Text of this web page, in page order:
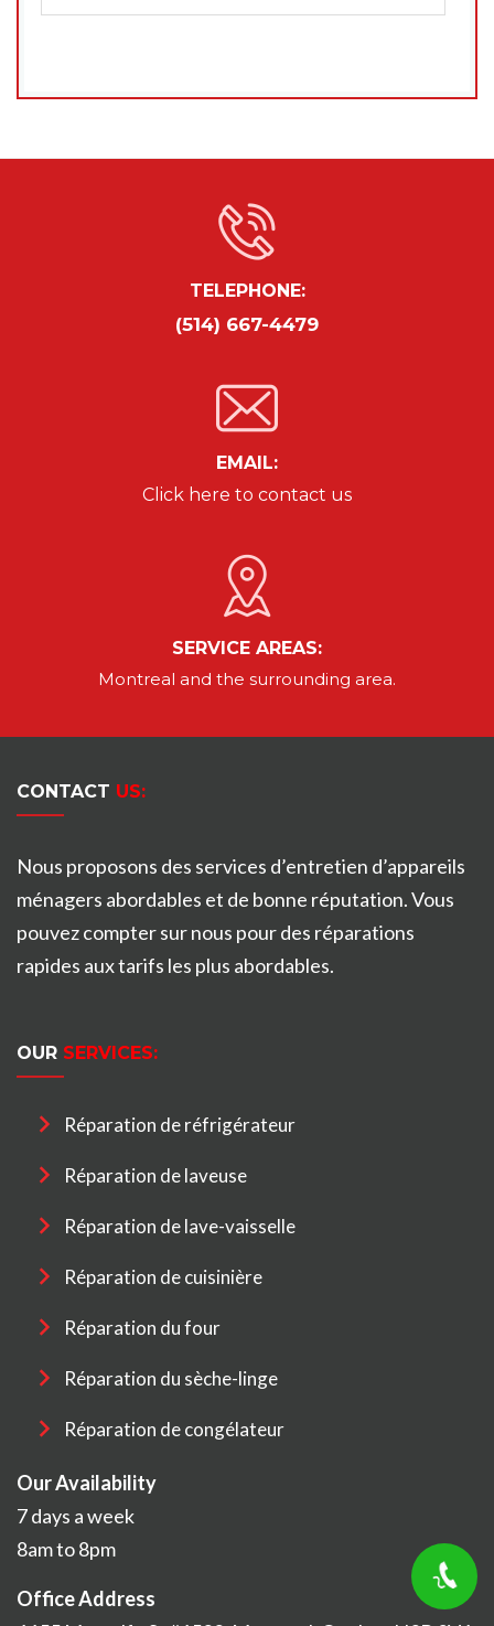
TELEPHONE:
(514) 667-4479
EMAIL:
Click here to contact us
SERVICE AREAS:
Montreal and the surrounding area.
CONTACT US:
Nous proposons des services d’entretien d’appareils
ménagers abordables et de bonne réputation. Vous
pouvez compter sur nous pour des réparations
rapides aux tarifs les plus abordables.
OUR SERVICES:
Réparation de réfrigérateur
Réparation de laveuse
Réparation de lave-vaisselle
Réparation de cuisinière
Réparation du four
Réparation du sèche-linge
Réparation de congélateur
Our Availability
7 days a week
8am to 8pm
Office Address